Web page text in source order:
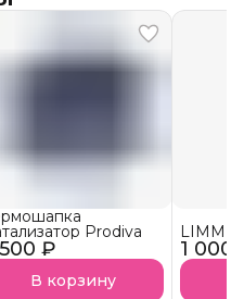
₽
Prodiva
В корзину
1 000
LIMM